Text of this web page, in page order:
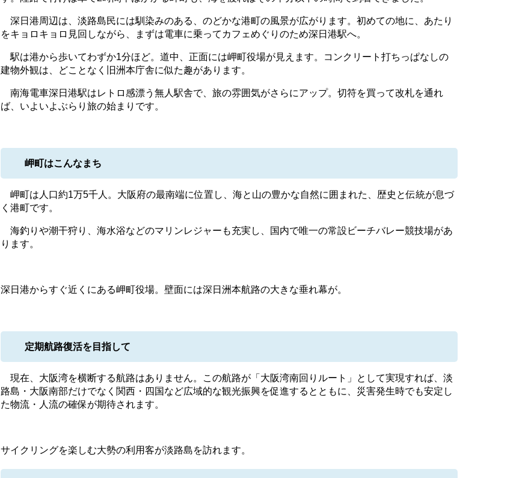
深日港周辺は、淡路島民には馴染みのある、のどかな港町の風景が広がります。初めての地に、あたり
をキョロキョロ見回しながら、まずは電車に乗ってカフェめぐりのため深日港駅へ。
駅は港から歩いてわずか1分ほど。道中、正面には岬町役場が見えます。コンクリート打ちっぱなしの
建物外観は、どことなく旧洲本庁舎に似た趣があります。
南海電車深日港駅はレトロ感漂う無人駅舎で、旅の雰囲気がさらにアップ。切符を買って改札を通れ
ば、いよいよぶらり旅の始まりです。
岬町はこんなまち
岬町は人口約1万5千人。大阪府の最南端に位置し、海と山の豊かな自然に囲まれた、歴史と伝統が息づ
く港町です。
海釣りや潮干狩り、海水浴などのマリンレジャーも充実し、国内で唯一の常設ビーチバレー競技場があ
ります。
深日港からすぐ近くにある岬町役場。壁面には深日洲本航路の大きな垂れ幕が。
定期航路復活を目指して
現在、大阪湾を横断する航路はありません。この航路が「大阪湾南回りルート」として実現すれば、淡
路島・大阪南部だけでなく関西・四国など広域的な観光振興を促進するとともに、災害発生時でも安定し
た物流・人流の確保が期待されます。
サイクリングを楽しむ大勢の利用客が淡路島を訪れます。